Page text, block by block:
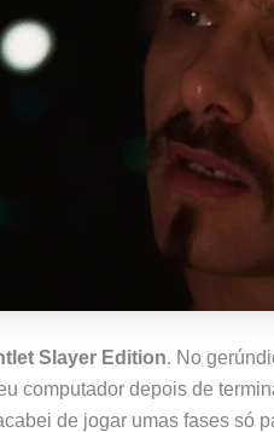
Slayer Edition. No
computador depois de
de jogar umas fases só